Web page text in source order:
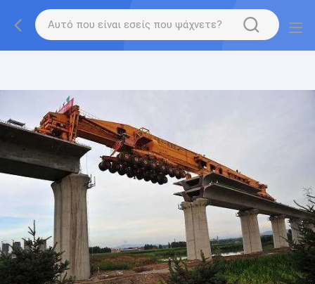
gtag('config', 'G-QWE9HWC3PF', {cookie_flags:
"SameSite=None;Secure"});